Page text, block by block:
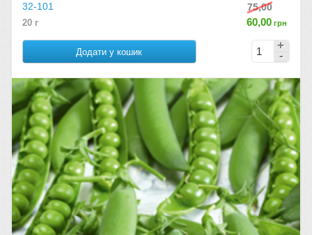
32-101
20 г
75,00
60,00 грн
Додати у кошик